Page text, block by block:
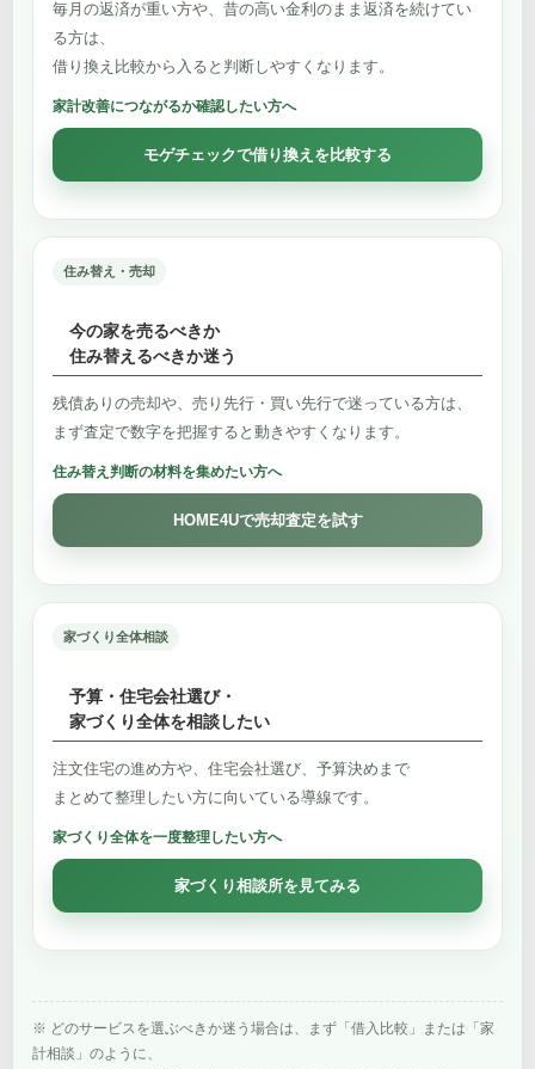
毎月の返済が重い方や、昔の高い金利のまま返済を続けてい
る方は、
借り換え比較から入ると判断しやすくなります。
家計改善につながるか確認したい方へ
モゲチェックで借り換えを比較する
住み替え・売却
今の家を売るべきか
住み替えるべきか迷う
残債ありの売却や、売り先行・買い先行で迷っている方は、
まず査定で数字を把握すると動きやすくなります。
住み替え判断の材料を集めたい方へ
HOME4Uで売却査定を試す
家づくり全体相談
予算・住宅会社選び・
家づくり全体を相談したい
注文住宅の進め方や、住宅会社選び、予算決めまで
まとめて整理したい方に向いている導線です。
家づくり全体を一度整理したい方へ
家づくり相談所を見てみる
※ どのサービスを選ぶべきか迷う場合は、まず「借入比較」または「家
計相談」のように、